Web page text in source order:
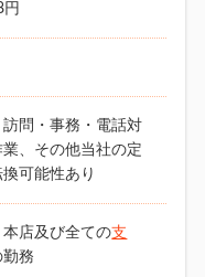
円
問・事務・電話対
、その他当社の定
可能性あり
店及び全ての支
務